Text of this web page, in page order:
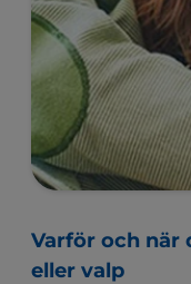
Varför och när
eller valp